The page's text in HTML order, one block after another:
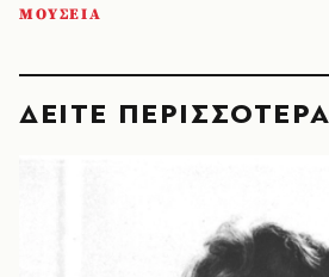
ΜΟΥΣΕΙΑ
ΔΕΙΤΕ ΠΕΡΙΣΣΟΤΕΡΑ